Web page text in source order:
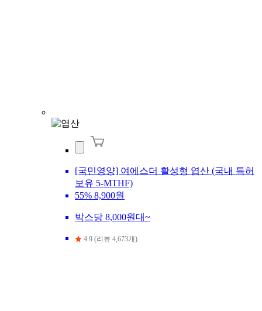
[국민영양] 여에스더 활성형 엽산 (국내 특허
보유 5-MTHF)
55% 8,900원
박스당 8,000원대~
4.9 (리뷰 4,673개)